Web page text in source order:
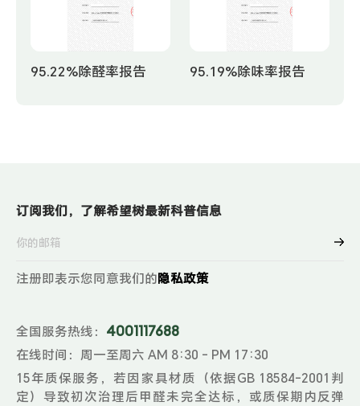
95.22%除醛率报告 95.19%除味率报告
订阅我们，了解希望树最新科普信息
注册即表示您同意我们的隐私政策
全国服务热线： 4001117688
在线时间：周一至周六 AM 8:30 - PM 17:30
15年质保服务，若因家具材质（依据GB 18584-2001判
定）导致初次治理后甲醛未完全达标，或质保期内反弹